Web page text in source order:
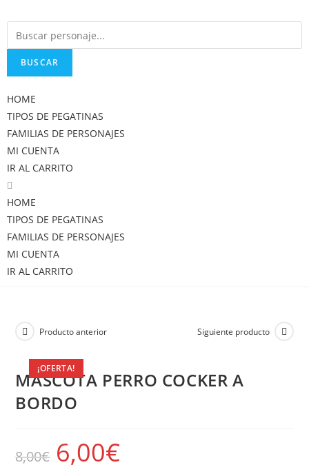
BUSCAR
HOME
TIPOS DE PEGATINAS
FAMILIAS DE PERSONAJES
MI CUENTA
IR AL CARRITO
HOME
TIPOS DE PEGATINAS
FAMILIAS DE PERSONAJES
MI CUENTA
IR AL CARRITO
¡OFERTA!
Producto anterior Siguiente producto
MASCOTA PERRO COCKER A
BORDO
8,00€ 6,00€